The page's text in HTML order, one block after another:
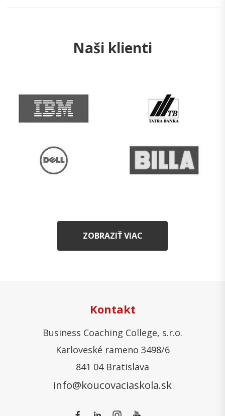
Naši klienti
ZOBRAZIŤ VIAC
Kontakt
Business Coaching College, s.r.o.
Karloveské rameno 3498/6
841 04 Bratislava
info@koucovaciaskola.sk